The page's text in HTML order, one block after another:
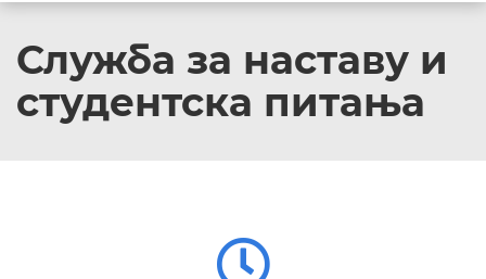
Служба за наставу и
студентска питања